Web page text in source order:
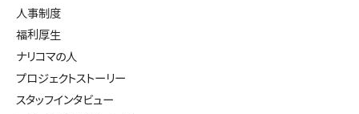
人事制度
福利厚生
ナリコマの人
プロジェクトストーリー
スタッフインタビュー